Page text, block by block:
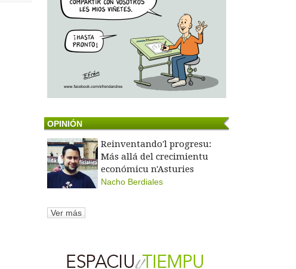
OPINIÓN
Reinventando'l progresu:
Más allá del crecimientu
económicu n'Asturies
Nacho Berdiales
Ver más